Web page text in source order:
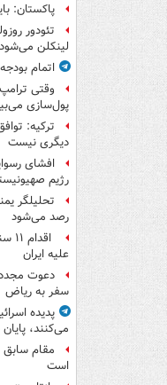
پاکستان:
تئودور
لینکلن می‌شود
اتمام
وقتی
پول‌سازی
ترکیه:
دیگری نیست
افشای
رژیم
تحلیلگر
رصد می‌شود
علیه ایران
دعوت مجدد
سفر به ریاض
پدیده
می‌کنند، پایان
مقام
است